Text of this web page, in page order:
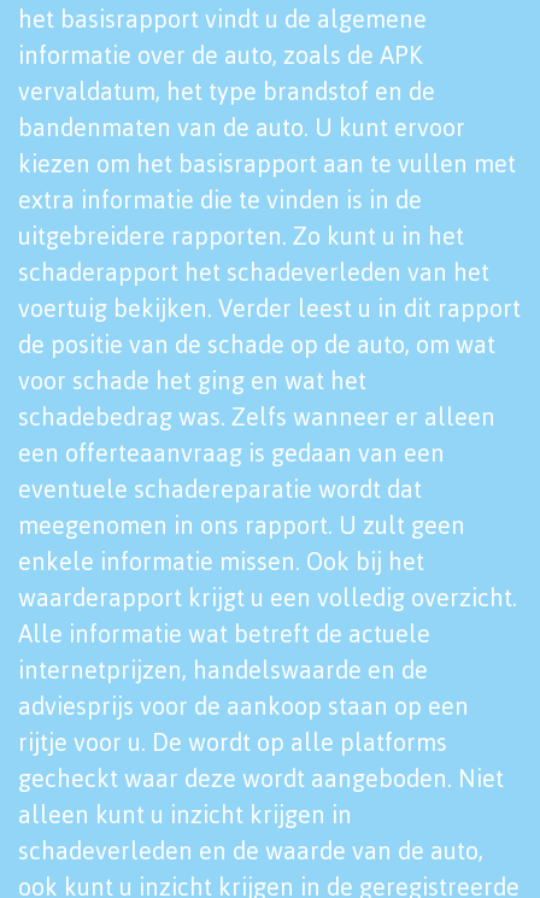
het basisrapport vindt u de algemene
informatie over de auto, zoals de APK
vervaldatum, het type brandstof en de
bandenmaten van de auto. U kunt ervoor
kiezen om het basisrapport aan te vullen met
extra informatie die te vinden is in de
uitgebreidere rapporten. Zo kunt u in het
schaderapport het schadeverleden van het
voertuig bekijken. Verder leest u in dit rapport
de positie van de schade op de auto, om wat
voor schade het ging en wat het
schadebedrag was. Zelfs wanneer er alleen
een offerteaanvraag is gedaan van een
eventuele schadereparatie wordt dat
meegenomen in ons rapport. U zult geen
enkele informatie missen. Ook bij het
waarderapport krijgt u een volledig overzicht.
Alle informatie wat betreft de actuele
internetprijzen, handelswaarde en de
adviesprijs voor de aankoop staan op een
rijtje voor u. De wordt op alle platforms
gecheckt waar deze wordt aangeboden. Niet
alleen kunt u inzicht krijgen in
schadeverleden en de waarde van de auto,
ook kunt u inzicht krijgen in de geregistreerde